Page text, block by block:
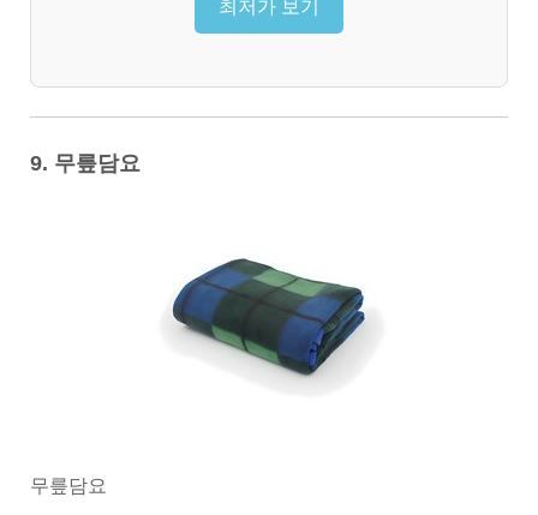
최저가 보기
9. 무릎담요
무릎담요